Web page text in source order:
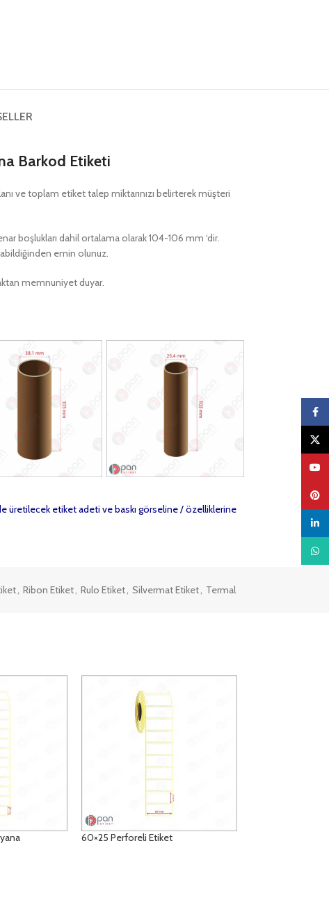
Barkod Etiketi
ve toplam etiket talep miktarınızı belirterek müşteri
boşlukları dahil ortalama olarak 104-106 mm ‘dir.
emin olunuz.
memnuniyet duyar.
üretilecek etiket adeti ve baskı görseline / özelliklerine
, Ribon Etiket, Rulo Etiket, Silvermat Etiket, Termal
60×25 Perforeli Etiket